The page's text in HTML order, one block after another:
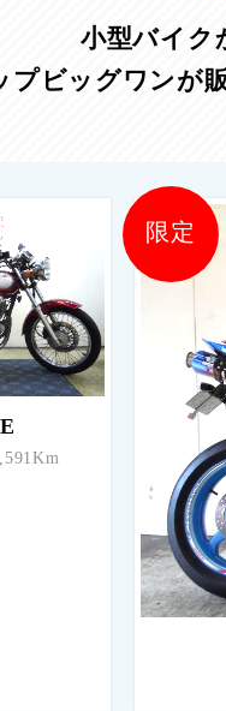
小型バイク
プビッグワンが
限定